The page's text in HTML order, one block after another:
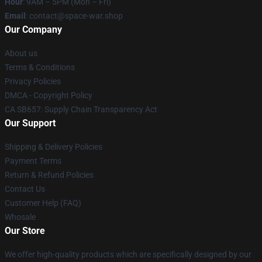
Email : contact@space-war.shop
Our Company
About us
Terms & Conditions
Privacy Policies
DMCA - Copyright Policy
CA SB657: Supply Chain Transparency Act
Our Support
Shipping & Delivery Policies
Payment Terms
Return & Refund Policies
Contact Us
Customer Help (FAQ)
Whosale
Our Store
We offer high-quality products which are specifically designed by our